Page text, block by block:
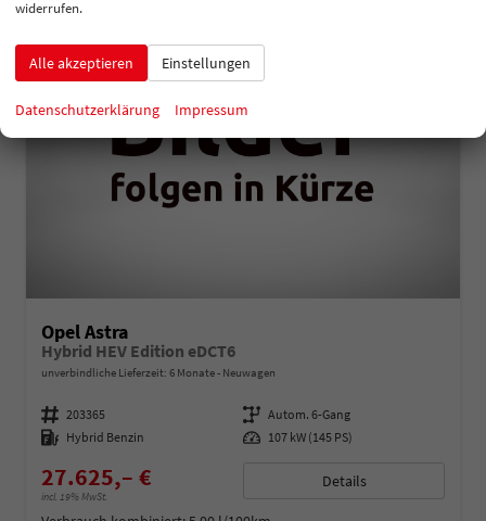
Opel Astra
Hybrid HEV Edition eDCT6
unverbindliche Lieferzeit: 6 Monate Neuwagen
Fahrzeugnummer 203365 Getriebe Autom. 6-Gang
Kraftstoff Hybrid Benzin Leistung 107 kW (145 PS)
27.625,– €
incl. 19% MwSt.
Details
widerrufen.
Alle akzeptieren Einstellungen
Datenschutzerklärung Impressum